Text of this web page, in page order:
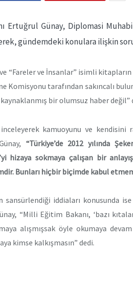
Ertuğrul Günay, Diplomasi
gündemdeki konulara ilişkin
“Fareler ve İnsanlar” isimli
Komisyonu tarafından sakıncalı
bir olumsuz haber değil”
kamuoyunu ve kendisini
“Türkiye’de 2012 yılında
hizaya sokmaya çalışan bir
Bunları hiçbir biçimde kabul
sansürlendiği iddiaları konusunda
“Milli Eğitim Bakanı, ‘bazı
alışmışsak öyle okumaya
kimse kalkışmasın” dedi.